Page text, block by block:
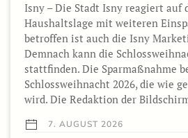
Isny – Die Stadt Isny reagiert auf
Haushaltslage mit weiteren
betroffen ist auch die Isny
Demnach kann die
stattfinden. Die Sparmaßnahme
Schlossweihnacht 2026, die wie
wird. Die Redaktion der
7. AUGUST 2026